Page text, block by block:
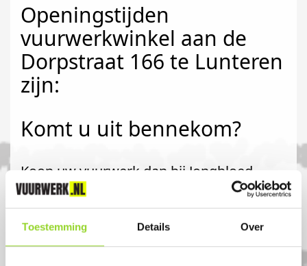
Toestemming Details Over
Openingstijden
vuurwerkwinkel aan de
Dorpstraat 166 te Lunteren
zijn:
Komt u uit bennekom?
Koop uw vuurwerk dan bij Jongbloed
Vuurwerk in Lunteren. U bent van harte
welkom! U bent uiteraard ook welkom als
u uit Otterlo, Kootwijkerbroek of